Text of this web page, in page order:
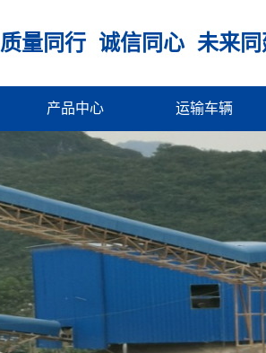
质量同行 诚信同心 未来同
产品中心 运输车辆